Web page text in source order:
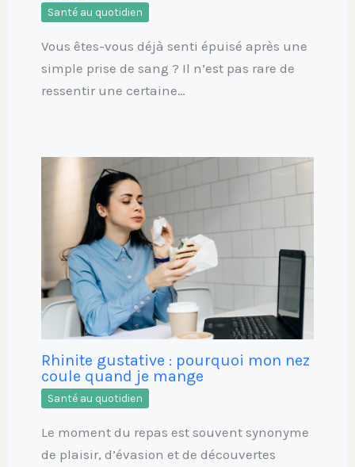
Santé au quotidien
Vous êtes-vous déjà senti épuisé après une
simple prise de sang ? Il n’est pas rare de
ressentir une certaine…
Rhinite gustative : pourquoi mon nez
coule quand je mange
Santé au quotidien
Le moment du repas est souvent synonyme
de plaisir, d’évasion et de découvertes